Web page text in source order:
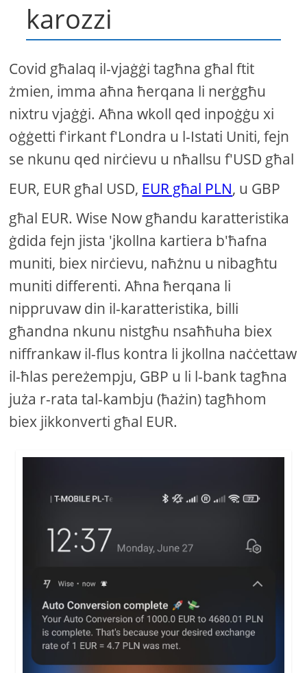
karozzi
Covid għalaq il-vjaġġi tagħna għal ftit
żmien, imma aħna ħerqana li nerġgħu
nixtru vjaġġi. Aħna wkoll qed inpoġġu xi
oġġetti f'irkant f'Londra u l-Istati Uniti, fejn
se nkunu qed nirċievu u nħallsu f'USD għal
EUR, EUR għal USD, EUR għal PLN, u GBP
għal EUR. Wise Now għandu karatteristika
ġdida fejn jista 'jkollna kartiera b'ħafna
muniti, biex nirċievu, naħżnu u nibagħtu
muniti differenti. Aħna ħerqana li
nippruvaw din il-karatteristika, billi
għandna nkunu nistgħu nsaħħuha biex
niffrankaw il-flus kontra li jkollna naċċettaw
il-ħlas pereżempju, GBP u li l-bank tagħna
juża r-rata tal-kambju (ħażin) tagħhom
biex jikkonverti għal EUR.